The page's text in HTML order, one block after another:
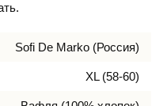
Sofi De Marko (Россия)
XL (58-60)